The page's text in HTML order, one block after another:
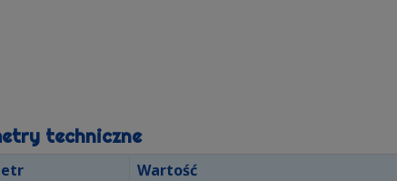
techniczne
Wartość